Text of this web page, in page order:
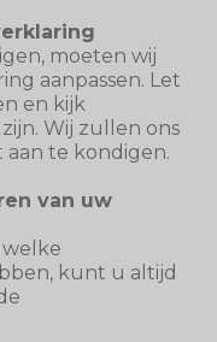
moeten wij
aanpassen. Let
en kijk
Wij zullen ons
aan te kondigen.
van uw
kunt u altijd